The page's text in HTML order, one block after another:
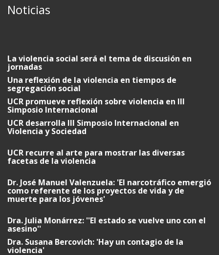
Noticias
La violencia social será el tema de discusión en
jornadas
Una reflexión de la violencia en tiempos de
segregación social
UCR promueve reflexión sobre violencia en III
Simposio Internacional
UCR desarrolla III Simposio Internacional en
Violencia y Sociedad
UCR recurre al arte para mostrar las diversas
facetas de la violencia
Dr. José Manuel Valenzuela: 'El narcotráfico emergió
como referente de los proyectos de vida y de
muerte para los jóvenes'
Dra. Julia Monárrez: ''El estado se vuelve uno con el
asesino''
Dra. Susana Bercovich: 'Hay un contagio de la
violencia'